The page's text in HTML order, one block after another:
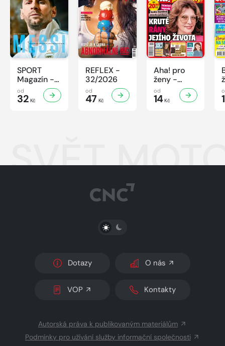
SPORT
Magazín -
32/2026
od
32 Kč
REFLEX -
32/2026
od
47 Kč
Aha! pro
ženy -
32/2026
od
14Kč
SVĚT
PŘEPNOUT SVĚTLÝ/TMAVÝ REŽIM
Dotazy O nás
VOP Kontakty
Autorská práva k publikovaným materiálům
Podmínky pro užívání služby informační společnosti